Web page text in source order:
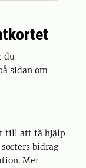
du
sidan om
till att få hjälp
bidrag
Mer